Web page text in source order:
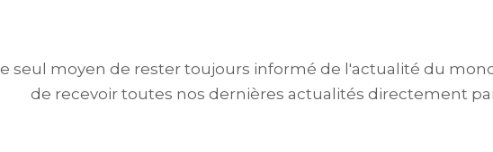
seul moyen de rester toujours informé de l'actualité du
de recevoir toutes nos dernières actualités directement